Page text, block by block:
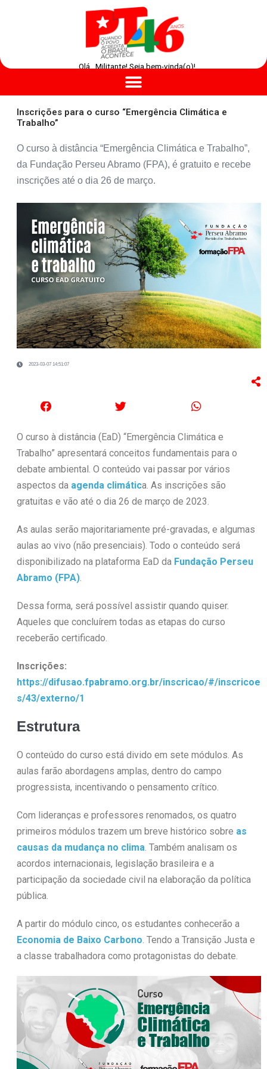
Olá , Militante! Seja bem-vinda(o)!
Inscrições para o curso “Emergência Climática e
Trabalho”
O curso à distância “Emergência Climática e Trabalho”,
da Fundação Perseu Abramo (FPA), é gratuito e recebe
inscrições até o dia 26 de março.
2023-03-07 14:51:07
O curso à distância (EaD) “Emergência Climática e
Trabalho” apresentará conceitos fundamentais para o
debate ambiental. O conteúdo vai passar por vários
aspectos da agenda climática. As inscrições são
gratuitas e vão até o dia 26 de março de 2023.
As aulas serão majoritariamente pré-gravadas, e algumas
aulas ao vivo (não presenciais). Todo o conteúdo será
disponibilizado na plataforma EaD da Fundação Perseu
Abramo (FPA).
Dessa forma, será possível assistir quando quiser.
Aqueles que concluírem todas as etapas do curso
receberão certificado.
Inscrições:
https://difusao.fpabramo.org.br/inscricao/#/inscricoe
s/43/externo/1
Estrutura
O conteúdo do curso está divido em sete módulos. As
aulas farão abordagens amplas, dentro do campo
progressista, incentivando o pensamento crítico.
Com lideranças e professores renomados, os quatro
primeiros módulos trazem um breve histórico sobre as
causas da mudança no clima . Também analisam os
acordos internacionais, legislação brasileira e a
participação da sociedade civil na elaboração da política
pública.
A partir do módulo cinco, os estudantes conhecerão a
Economia de Baixo Carbono . Tendo a Transição Justa e
a classe trabalhadora como protagonistas do debate.